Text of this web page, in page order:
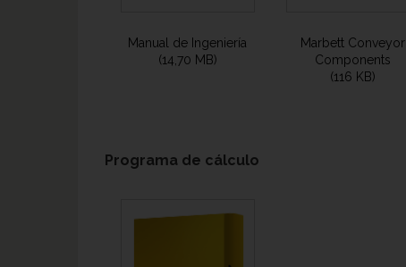
Manual de Ingeniería
(14,70 MB)
Marbett Conveyor
Components
(116 KB)
Programa de cálculo